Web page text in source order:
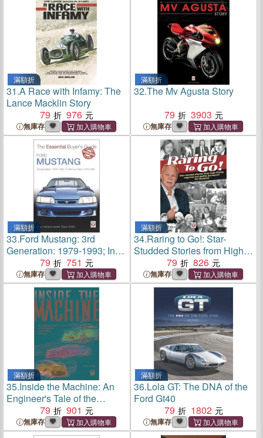
滿額折
31.A Race with Infamy: The
Lance Macklin Story
79
976
無庫存
滿額折
32.The Mv Agusta Story
79
3903
無庫存
滿額折
33.Ford Mustang: 3rd
Generation: 1979-1993; Inc
Mercury Capri: 1979-1986
79 751
無庫存
滿額折
34.Raring to Go!: Star-
Studded Stories from High-
Flying Reporter and Sports
Journalist Ted MacAuley
79 826
無庫存
滿額折
35.Inside the Machine: An
Engineer's Tale of the
Modern Automotive Industry
79 901
無庫存
滿額折
36.Lola GT: The DNA of the
Ford Gt40
79
1802
無庫存